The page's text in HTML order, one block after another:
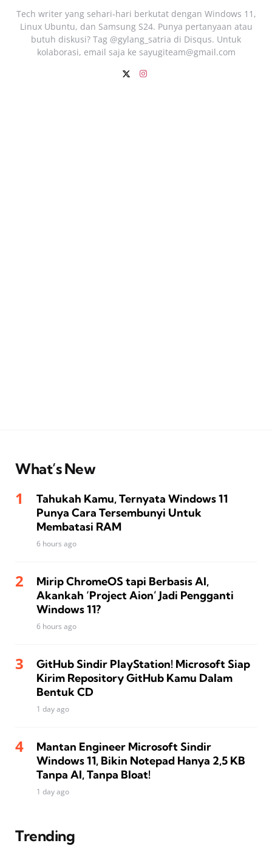
Tech writer yang sehari‑hari berkutat dengan Windows 11,
Linux Ubuntu, dan Samsung S24. Punya pertanyaan atau
butuh diskusi? Tag @gylang_satria di Disqus. Untuk
kolaborasi, email saja ke sayugiteam@gmail.com
What’s New
Tahukah Kamu, Ternyata Windows 11
Punya Cara Tersembunyi Untuk
Membatasi RAM
6 hours ago
Mirip ChromeOS tapi Berbasis AI,
Akankah ‘Project Aion’ Jadi Pengganti
Windows 11?
6 hours ago
GitHub Sindir PlayStation! Microsoft Siap
Kirim Repository GitHub Kamu Dalam
Bentuk CD
1 day ago
Mantan Engineer Microsoft Sindir
Windows 11, Bikin Notepad Hanya 2,5 KB
Tanpa AI, Tanpa Bloat!
1 day ago
Trending